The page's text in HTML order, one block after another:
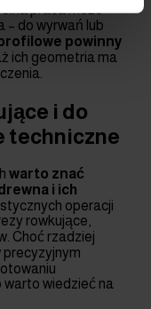
praca może
– do wyrwań lub
powinny
ich geometria ma
i do
techniczne
warto znać
i ich
operacji
rowkujące,
Choć rzadziej
precyzyjnym
warto wiedzieć na